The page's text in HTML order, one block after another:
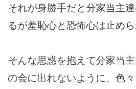
それが身勝手だと分家当主
るが羞恥心と恐怖心は止めら
そんな思惑を抱えて分家当
の会に出れないように、色